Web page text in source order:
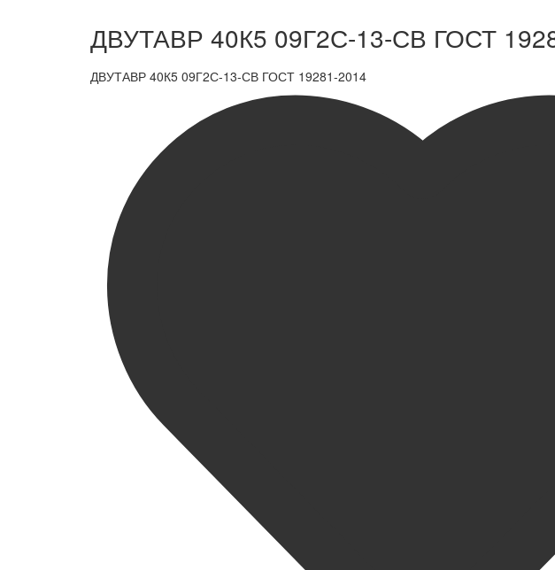
ДВУТАВР 40К5 09Г2С-13-СВ ГОСТ
ДВУТАВР 40К5 09Г2С-13-СВ ГОСТ 19281-2014